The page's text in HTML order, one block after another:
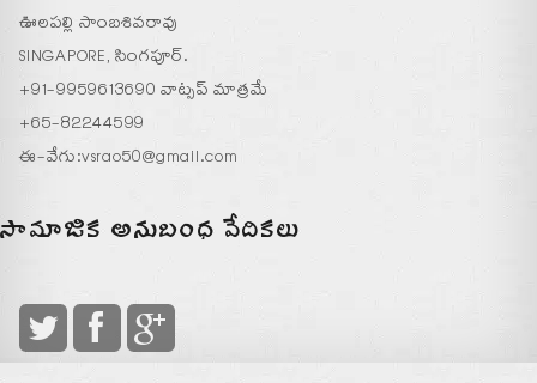
ఊలపల్లి సాంబశివరావు
SINGAPORE, సింగపూర్.
+91-9959613690 వాట్సప్ మాత్రమే
+65-82244599
ఈ-వేగు:vsrao50@gmail.com
సామాజిక అనుబంధ వేదికలు